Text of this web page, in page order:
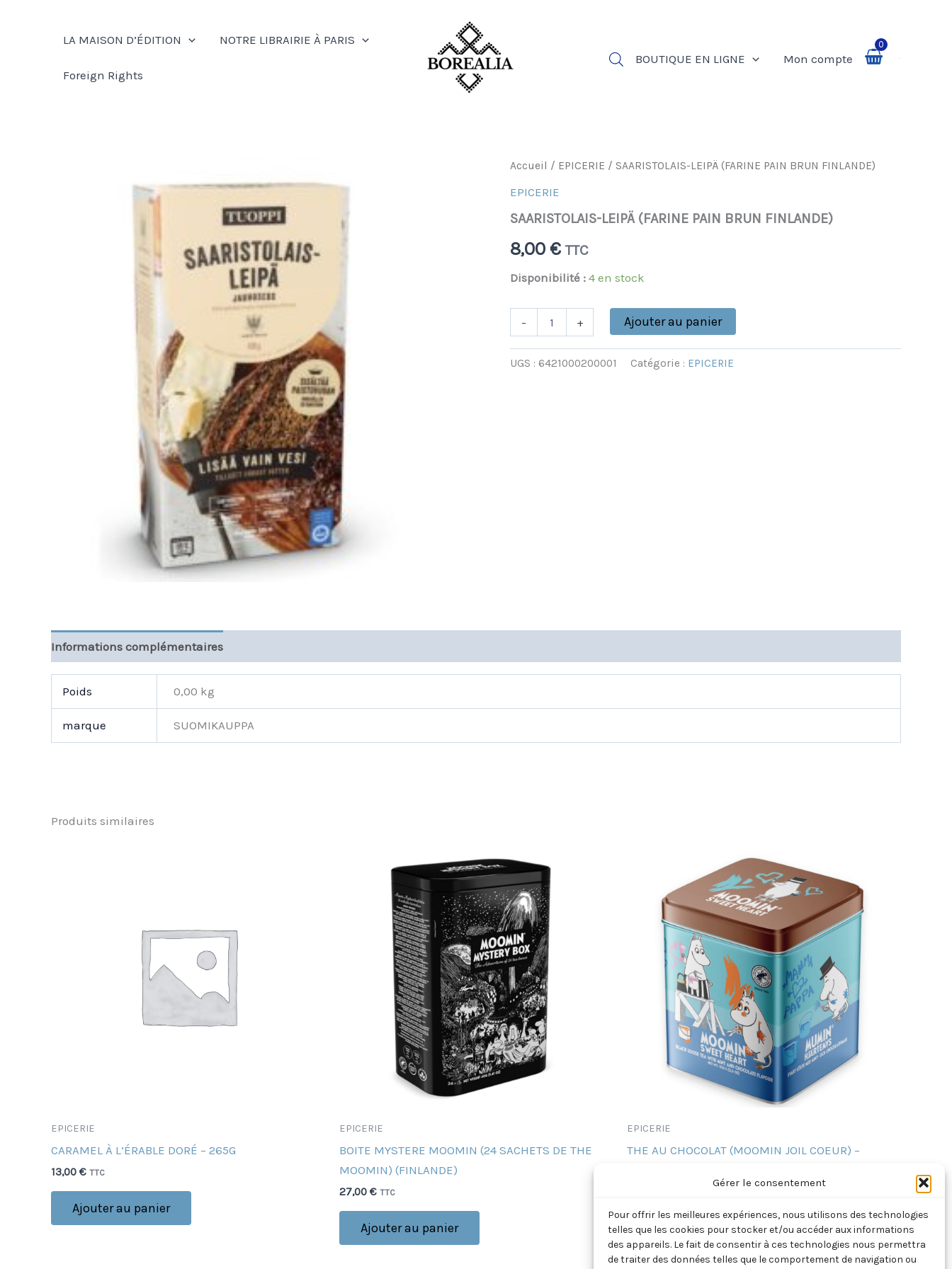
Gérer le consentement
Pour offrir les meilleures expériences, nous utilisons des technologies
telles que les cookies pour stocker et/ou accéder aux informations
des appareils. Le fait de consentir à ces technologies nous permettra
de traiter des données telles que le comportement de navigation ou
LA MAISON D’ÉDITION NOTRE LIBRAIRIE À PARIS
Foreign Rights
BOUTIQUE EN LIGNE Mon compte
0
Accueil / EPICERIE / SAARISTOLAIS-LEIPÄ (FARINE PAIN BRUN FINLANDE)
EPICERIE
SAARISTOLAIS-LEIPÄ (FARINE PAIN BRUN FINLANDE)
8,00 € TTC
Disponibilité : 4 en stock
-
quantité
SAARISTOLAIS-
(FARINE
BRUN
+ Ajouter au panier
UGS : 6421000200001 Catégorie : EPICERIE
Informations complémentaires
Poids 0,00 kg
marque SUOMIKAUPPA
Produits similaires
EPICERIE
CARAMEL À L’ÉRABLE DORÉ – 265G
13,00 € TTC
Ajouter au panier
EPICERIE
BOITE MYSTERE MOOMIN (24 SACHETS DE THE
MOOMIN) (FINLANDE)
27,00 € TTC
Ajouter au panier
EPICERIE
THE AU CHOCOLAT (MOOMIN JOIL COEUR) –
Ajouter au panier